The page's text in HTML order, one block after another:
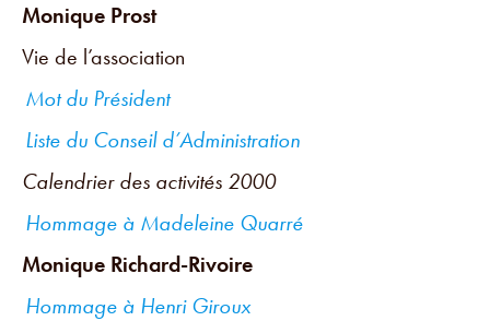
Monique Prost
Vie de l’association
Mot du Président
Liste du Conseil d’Administration
Calendrier des activités 2000
Hommage à Madeleine Quarré
Monique Richard-Rivoire
Hommage à Henri Giroux